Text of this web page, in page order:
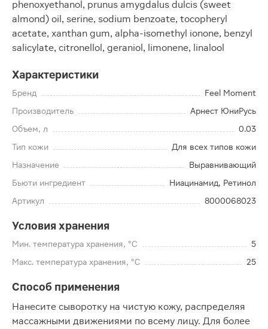
phenoxyethanol, prunus amygdalus dulcis (sweet
almond) oil, serine, sodium benzoate, tocopheryl
acetate, xanthan gum, alpha-isomethyl ionone, benzyl
salicylate, citronellol, geraniol, limonene, linalool
Характеристики
Бренд
Feel Moment
Производитель
Арнест ЮниРусь
Объем, л
0.03
Тип кожи
Для всех типов кожи
Назначение
Выравнивающий
Бьюти ингредиент
Ниацинамид, Ретинол
Артикул
8000068023
Условия хранения
Мин. температура хранения, °C
5
Макс. температура хранения, °C
25
Способ применения
Нанесите сыворотку на чистую кожу, распределяя
массажными движениями по всему лицу. Для более